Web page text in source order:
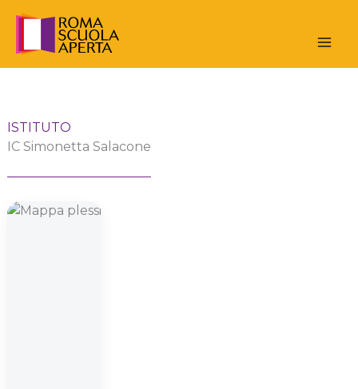
contenuto
ISTITUTO
IC Simonetta Salacone